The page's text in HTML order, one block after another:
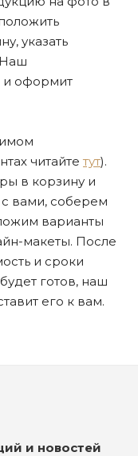
указать
Наш
и оформит
читайте тут).
в корзину и
вами, соберем
варианты
макеты. После
и сроки
готов, наш
его к вам.
и новостей